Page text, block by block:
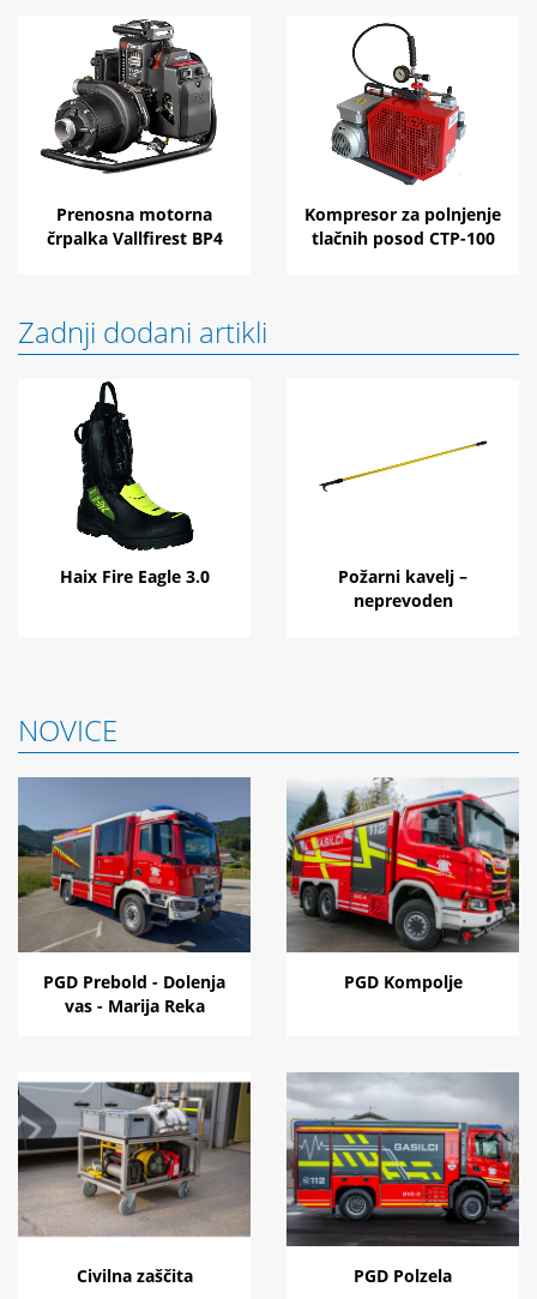
Prenosna motorna
črpalka Vallfirest BP4
Kompresor za polnjenje
tlačnih posod CTP-100
Zadnji dodani artikli
Haix Fire Eagle 3.0
Požarni kavelj –
neprevoden
NOVICE
PGD Prebold - Dolenja
vas - Marija Reka
PGD Kompolje
Civilna zaščita PGD Polzela